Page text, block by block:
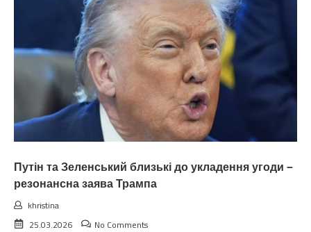
Путін та Зеленський близькі до укладення угоди —
резонансна заява Трампа
khristina
25.03.2026
No Comments